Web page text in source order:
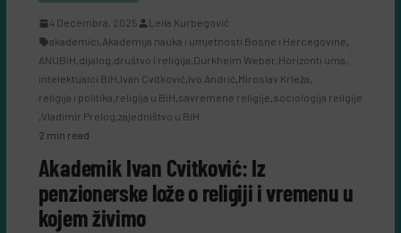
4 Decembra, 2025
Leila Kurbegović
akademici,Akademija nauka i umjetnosti Bosne i Hercegovine,
ANUBiH,dijalog,društvo i religija,Durkheim Weber,Horizonti uma,
intelektualci BiH,Ivan Cvitković,Ivo Andrić,Miroslav Krleža,
religija i politika,religija u BiH,savremene religije,sociologija religije
,Vladimir Prelog,zajedništvo u BiH
2 min read
Akademik Ivan Cvitković: Iz
penzionerske lože o religiji i vremenu u
kojem živimo